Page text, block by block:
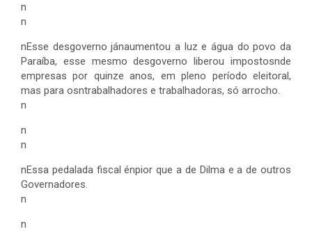
n
n
nEsse desgoverno jánaumentou a luz e água do povo da
Paraíba, esse mesmo desgoverno liberou impostosnde
empresas por quinze anos, em pleno período eleitoral,
mas para osntrabalhadores e trabalhadoras, só arrocho.
n
n
n
nEssa pedalada fiscal énpior que a de Dilma e a de outros
Governadores.
n
n